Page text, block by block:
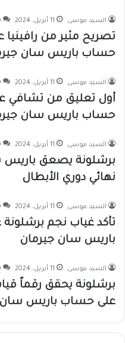
السيد موسى 11 أبريل، 2024
تصريح مثير من
حساب باريس سان
السيد موسى 11 أبريل، 2024
أول تعليق من تشافي
حساب باريس سان
السيد موسى 11 أبريل، 2024
برشلونة يصعق باريس
نهائي دوري الأبطال
السيد موسى 11 أبريل، 2024
تأكد غياب نجم برشلونة
باريس سان جيرمان
السيد موسى 11 أبريل، 2024
برشلونة يحقق رقماً
على حساب باريس سان